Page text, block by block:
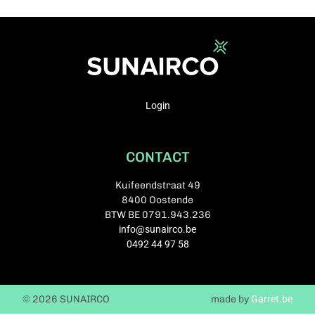
Login
CONTACT
Kuifeendstraat 49
8400 Oostende
BTW BE 0791.943.236
info@sunairco.be
0492 44 97 58
© 2026 SUNAIRCO made by Garret.be